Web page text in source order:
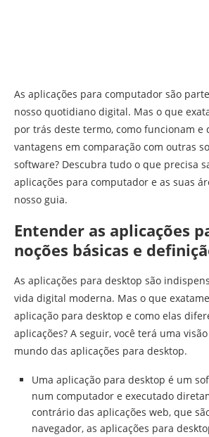
As aplicações para computador são
nosso quotidiano digital. Mas o que
por trás deste termo, como funcionam e
vantagens em comparação com outras
software? Descubra tudo o que precisa
aplicações para computador e as suas
nosso guia.
Entender as aplicações
noções básicas e
As aplicações para desktop são
vida digital moderna. Mas o que
aplicação para desktop e como elas
aplicações? A seguir, você terá uma
mundo das aplicações para desktop.
Uma aplicação para desktop é um
num computador e executado
contrário das aplicações web, que
navegador, as aplicações para